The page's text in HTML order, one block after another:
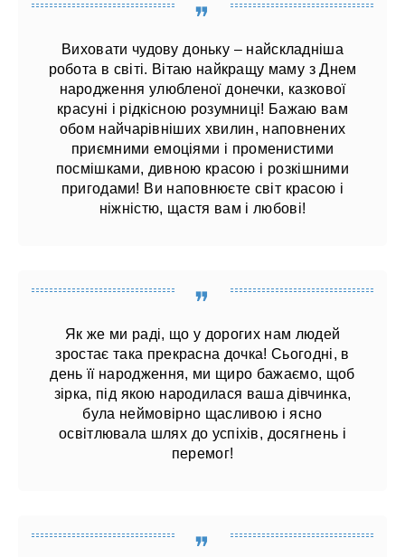
Виховати чудову доньку – найскладніша
робота в світі. Вітаю найкращу маму з Днем
народження улюбленої донечки, казкової
красуні і рідкісною розумниці! Бажаю вам
обом найчарівніших хвилин, наповнених
приємними емоціями і променистими
посмішками, дивною красою і розкішними
пригодами! Ви наповнюєте світ красою і
ніжністю, щастя вам і любові!
Як же ми раді, що у дорогих нам людей
зростає така прекрасна дочка! Сьогодні, в
день її народження, ми щиро бажаємо, щоб
зірка, під якою народилася ваша дівчинка,
була неймовірно щасливою і ясно
освітлювала шлях до успіхів, досягнень і
перемог!